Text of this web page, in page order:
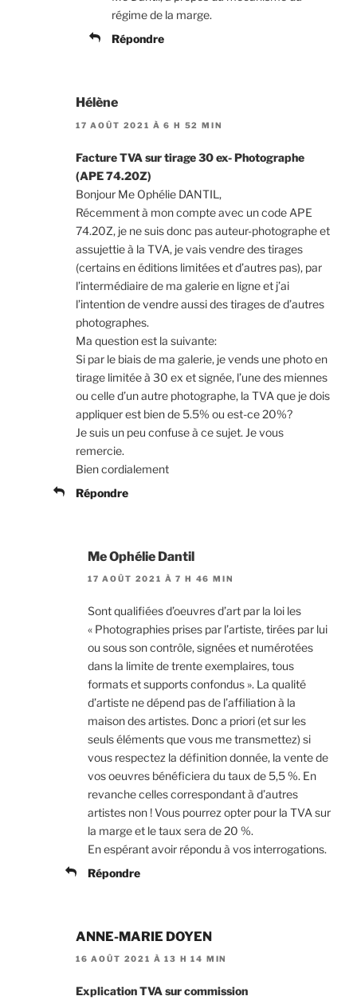
régime de la marge.
Répondre
Hélène
17 AOÛT 2021 À 6 H 52 MIN
Facture TVA sur tirage 30 ex- Photographe
(APE 74.20Z)
Bonjour Me Ophélie DANTIL,
Récemment à mon compte avec un code APE
74.20Z, je ne suis donc pas auteur-photographe et
assujettie à la TVA, je vais vendre des tirages
(certains en éditions limitées et d’autres pas), par
l’intermédiaire de ma galerie en ligne et j’ai
l’intention de vendre aussi des tirages de d’autres
photographes.
Ma question est la suivante:
Si par le biais de ma galerie, je vends une photo en
tirage limitée à 30 ex et signée, l’une des miennes
ou celle d’un autre photographe, la TVA que je dois
appliquer est bien de 5.5% ou est-ce 20%?
Je suis un peu confuse à ce sujet. Je vous
remercie.
Bien cordialement
Répondre
Me Ophélie Dantil
17 AOÛT 2021 À 7 H 46 MIN
Sont qualifiées d’oeuvres d’art par la loi les
« Photographies prises par l’artiste, tirées par lui
ou sous son contrôle, signées et numérotées
dans la limite de trente exemplaires, tous
formats et supports confondus ». La qualité
d’artiste ne dépend pas de l’affiliation à la
maison des artistes. Donc a priori (et sur les
seuls éléments que vous me transmettez) si
vous respectez la définition donnée, la vente de
vos oeuvres bénéficiera du taux de 5,5 %. En
revanche celles correspondant à d’autres
artistes non ! Vous pourrez opter pour la TVA sur
la marge et le taux sera de 20 %.
En espérant avoir répondu à vos interrogations.
Répondre
ANNE-MARIE DOYEN
16 AOÛT 2021 À 13 H 14 MIN
Explication TVA sur commission